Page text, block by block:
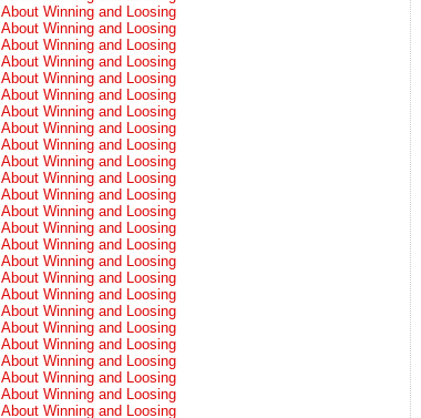
About Winning and Loosing
About Winning and Loosing
About Winning and Loosing
About Winning and Loosing
About Winning and Loosing
About Winning and Loosing
About Winning and Loosing
About Winning and Loosing
About Winning and Loosing
About Winning and Loosing
About Winning and Loosing
About Winning and Loosing
About Winning and Loosing
About Winning and Loosing
About Winning and Loosing
About Winning and Loosing
About Winning and Loosing
About Winning and Loosing
About Winning and Loosing
About Winning and Loosing
About Winning and Loosing
About Winning and Loosing
About Winning and Loosing
About Winning and Loosing
About Winning and Loosing